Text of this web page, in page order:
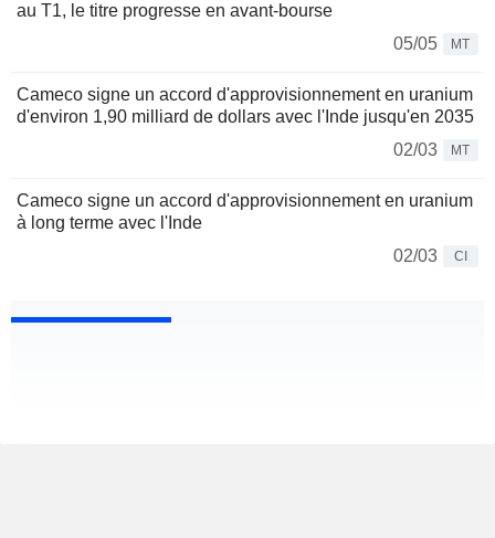
au T1, le titre progresse en avant-bourse
05/05
MT
Cameco signe un accord d'approvisionnement en uranium
d'environ 1,90 milliard de dollars avec l'Inde jusqu'en 2035
02/03
MT
Cameco signe un accord d'approvisionnement en uranium
à long terme avec l'Inde
02/03
CI